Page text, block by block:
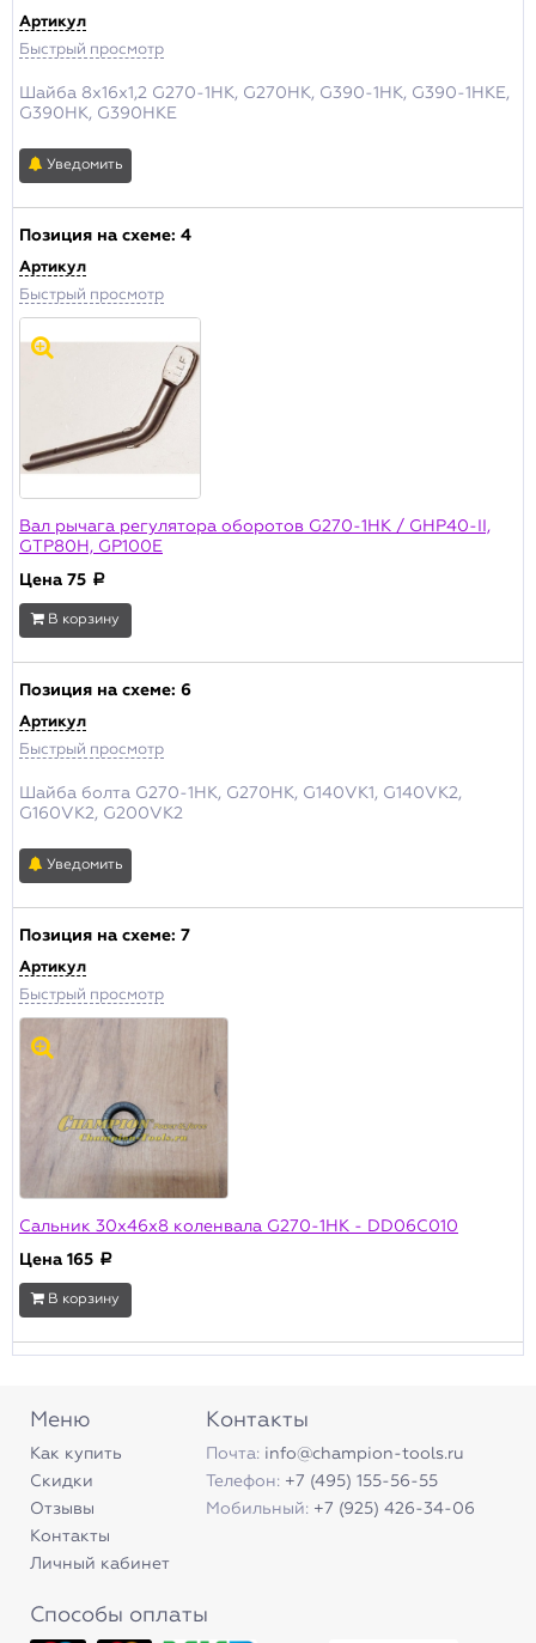
Артикул
Быстрый просмотр
Шайба 8х16х1,2 G270-1HK, G270HK, G390-1HK, G390-1HKE,
G390HK, G390HKE
Уведомить
Позиция на схеме: 4
Артикул
Быстрый просмотр
Вал рычага регулятора оборотов G270-1HK / GHP40-II,
GTP80H, GP100E
Цена 75 a
В корзину
Позиция на схеме: 6
Артикул
Быстрый просмотр
Шайба болта G270-1HK, G270HK, G140VK1, G140VK2,
G160VK2, G200VK2
Уведомить
Позиция на схеме: 7
Артикул
Быстрый просмотр
Сальник 30х46х8 коленвала G270-1HK - DD06C010
Цена 165 a
В корзину
Меню
Как купить
Скидки
Отзывы
Контакты
Личный кабинет
Контакты
Почта: info@champion-tools.ru
Телефон: +7 (495) 155-56-55
Мобильный: +7 (925) 426-34-06
Способы оплаты